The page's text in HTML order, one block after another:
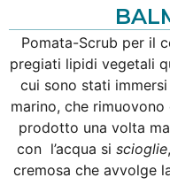
Pomata-Scrub per il
pregiati lipidi vegetali
cui sono stati
marino, che
prodotto una volta
con l’acqua si scioglie
cremosa che avvolge